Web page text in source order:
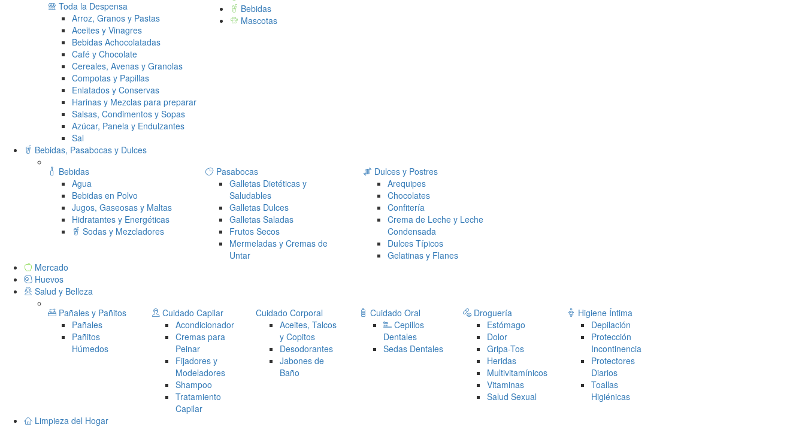
Toda la Despensa
Arroz, Granos y Pastas
Aceites y Vinagres
Bebidas Achocolatadas
Café y Chocolate
Cereales, Avenas y Granolas
Compotas y Papillas
Enlatados y Conservas
Harinas y Mezclas para preparar
Salsas, Condimentos y Sopas
Azúcar, Panela y Endulzantes
Sal
Bebidas, Pasabocas y Dulces
Bebidas
Agua
Bebidas en Polvo
Jugos, Gaseosas y Maltas
Hidratantes y Energéticas
Sodas y Mezcladores
Pasabocas
Galletas Dietéticas y
Saludables
Galletas Dulces
Galletas Saladas
Frutos Secos
Mermeladas y Cremas de
Untar
Dulces y Postres
Arequipes
Chocolates
Confitería
Crema de Leche y Leche
Condensada
Dulces Típicos
Gelatinas y Flanes
Mercado
Huevos
Salud y Belleza
Pañales y Pañitos
Pañales
Pañitos
Húmedos
Cuidado Capilar
Acondicionador
Cremas para
Peinar
Fijadores y
Modeladores
Shampoo
Tratamiento
Capilar
Cuidado Corporal
Aceites, Talcos
y Copitos
Desodorantes
Jabones de
Baño
Cuidado Oral
Cepillos
Dentales
Sedas Dentales
Droguería
Estómago
Dolor
Gripa-Tos
Heridas
Multivitamínicos
Vitaminas
Salud Sexual
Higiene Íntima
Depilación
Protección
Incontinencia
Protectores
Diarios
Toallas
Higiénicas
Limpieza del Hogar
Bebidas
Mascotas